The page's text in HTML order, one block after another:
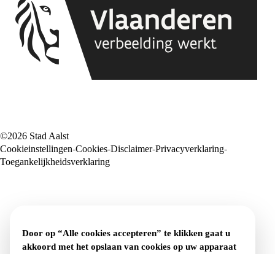
©2026 Stad Aalst
Door op “Alle cookies accepteren” te klikken gaat u
akkoord met het opslaan van cookies op uw apparaat
Voet
Cookieinstellingen Cookies Disclaimer Privacyverklaring
Toegankelijkheidsverklaring